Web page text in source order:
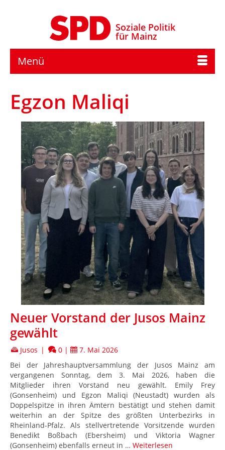
Soziale Politik
für Mainz
Menü
Egzon Maliqi
Neuer Vorstand der Jusos Mainz
gewählt
Jusos | 0 |
7. Mai 2026
Bei der Jahreshauptversammlung der Jusos Mainz am
vergangenen Sonntag, dem 3. Mai 2026, haben die
Mitglieder ihren Vorstand neu gewählt. Emily Frey
(Gonsenheim) und Egzon Maliqi (Neustadt) wurden als
Doppelspitze in ihren Ämtern bestätigt und stehen damit
weiterhin an der Spitze des größten Unterbezirks in
Rheinland-Pfalz. Als stellvertretende Vorsitzende wurden
Benedikt Boßbach (Ebersheim) und Viktoria Wagner
(Gonsenheim) ebenfalls erneut in … Weiterlesen